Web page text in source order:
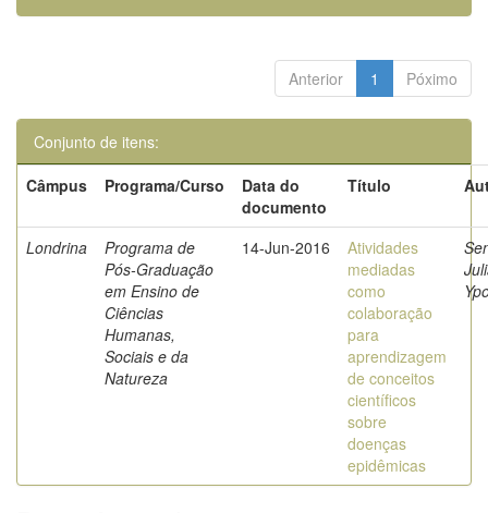
Anterior 1 Póximo
Conjunto de itens:
Câmpus
Programa/Curso
Data do
documento
Título
Londrina
Programa de
Pós-Graduação
em Ensino de
Ciências
Humanas,
Sociais e da
Natureza
14-Jun-2016
Atividades
mediadas
como
colaboração
para
aprendizagem
de conceitos
científicos
sobre
doenças
epidêmicas